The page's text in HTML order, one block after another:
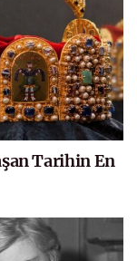
Tarihin En